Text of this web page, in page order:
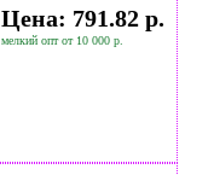
Цена: 791.82 р.
мелкий опт от 10 000 р.